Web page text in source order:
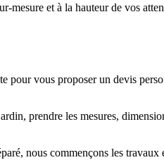
mesure et à la hauteur de vos
pour vous proposer un devis
prendre les mesures,
nous commençons les